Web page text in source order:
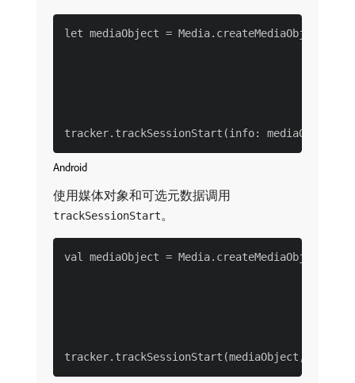
let mediaObject =
Android
使用媒体对象和可选元数据调用
trackSessionStart。
val mediaObject =